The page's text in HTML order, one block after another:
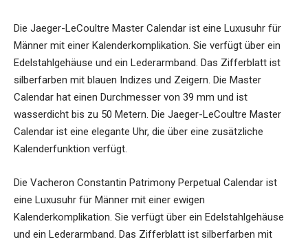
Die Jaeger-LeCoultre Master Calendar ist eine Luxusuhr für
Männer mit einer Kalenderkomplikation. Sie verfügt über ein
Edelstahlgehäuse und ein Lederarmband. Das Zifferblatt ist
silberfarben mit blauen Indizes und Zeigern. Die Master
Calendar hat einen Durchmesser von 39 mm und ist
wasserdicht bis zu 50 Metern. Die Jaeger-LeCoultre Master
Calendar ist eine elegante Uhr, die über eine zusätzliche
Kalenderfunktion verfügt.
Die Vacheron Constantin Patrimony Perpetual Calendar ist
eine Luxusuhr für Männer mit einer ewigen
Kalenderkomplikation. Sie verfügt über ein Edelstahlgehäuse
und ein Lederarmband. Das Zifferblatt ist silberfarben mit